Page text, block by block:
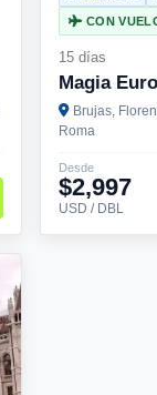
CON
15 días
Magia
Brujas,
Roma
Desde
$2,997
USD / DBL